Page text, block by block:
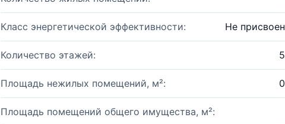
Класс энергетической эффективности: Не присвоен
Количество этажей: 5
Площадь нежилых помещений, м²: 0
Площадь помещений общего имущества, м²: